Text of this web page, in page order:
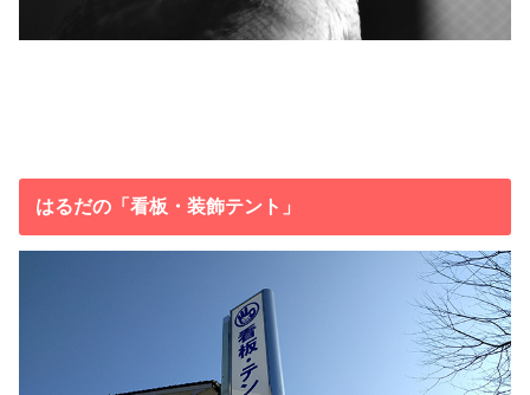
はるだの「看板・装飾テント」